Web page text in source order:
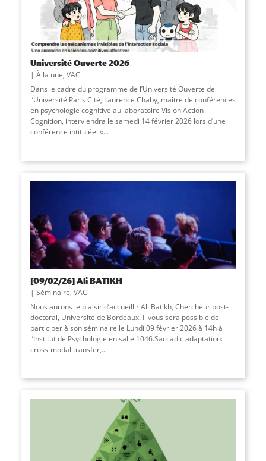
Université Ouverte 2026
À la une, VAC
Dans le cadre du programme de l’Université Ouverte de
l’Université Paris Cité, Laurence Chaby, maître de conférences
en psychologie cognitive au laboratoire Vision Action
Cognition, interviendra le samedi 14 février 2026 lors d’une
conférence intitulée «...
[09/02/26] Ali BATIKH
Séminaire, VAC
Nous aurons le plaisir d’accueillir Ali Batikh, Chercheur post-
doctoral, Université de Bordeaux. Il vous sera possible de
participer à son séminaire le Lundi 09 février 2026 à 14h à
l’Institut de Psychologie en salle 1046.Saccadic adaptation:
cross-modal transfer,...